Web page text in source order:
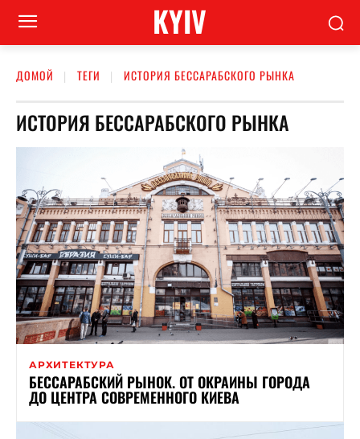
KYIV
ДОМОЙ ТЕГИ ИСТОРИЯ БЕССАРАБСКОГО РЫНКА
ИСТОРИЯ БЕССАРАБСКОГО РЫНКА
АРХИТЕКТУРА
БЕССАРАБСКИЙ РЫНОК. ОТ ОКРАИНЫ ГОРОДА
ДО ЦЕНТРА СОВРЕМЕННОГО КИЕВА